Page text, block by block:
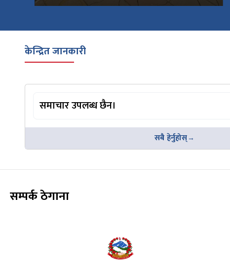
केन्द्रित जानकारी
समाचार उपलब्ध छैन।
सबै हेर्नुहोस्
सम्पर्क ठेगाना